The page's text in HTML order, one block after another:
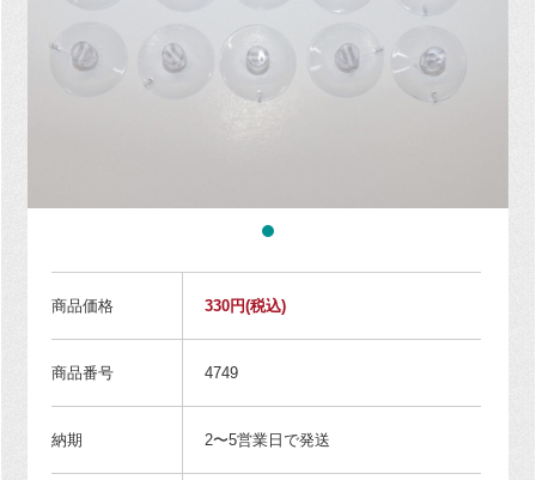
商品価格 330円(税込)
商品番号 4749
納期 2〜5営業日で発送